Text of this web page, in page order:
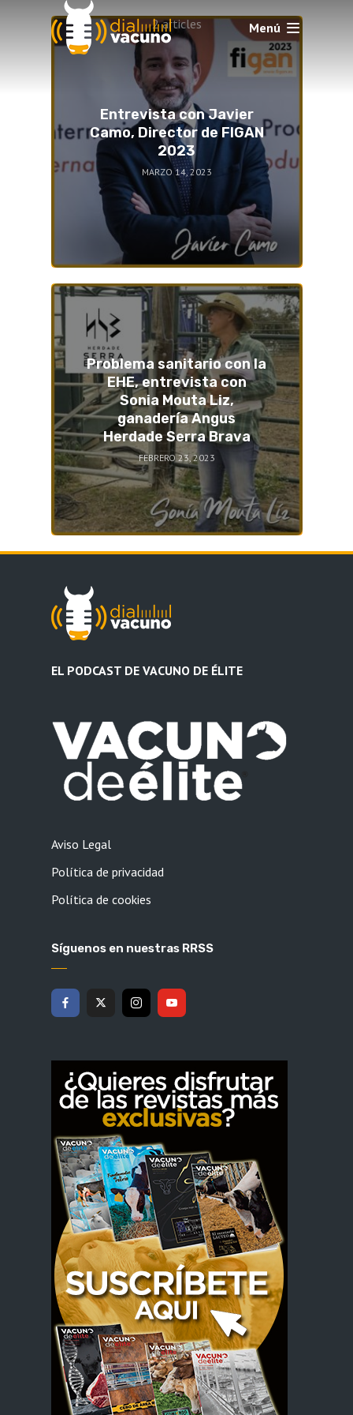
Menú
2 articles
Entrevista con Javier
Camo, Director de FIGAN
2023
MARZO 14, 2023
Problema sanitario con la
EHE, entrevista con
Sonia Mouta Liz,
ganadería Angus
Herdade Serra Brava
FEBRERO 23, 2023
EL PODCAST DE VACUNO DE ÉLITE
Aviso Legal
Política de privacidad
Política de cookies
Síguenos en nuestras RRSS